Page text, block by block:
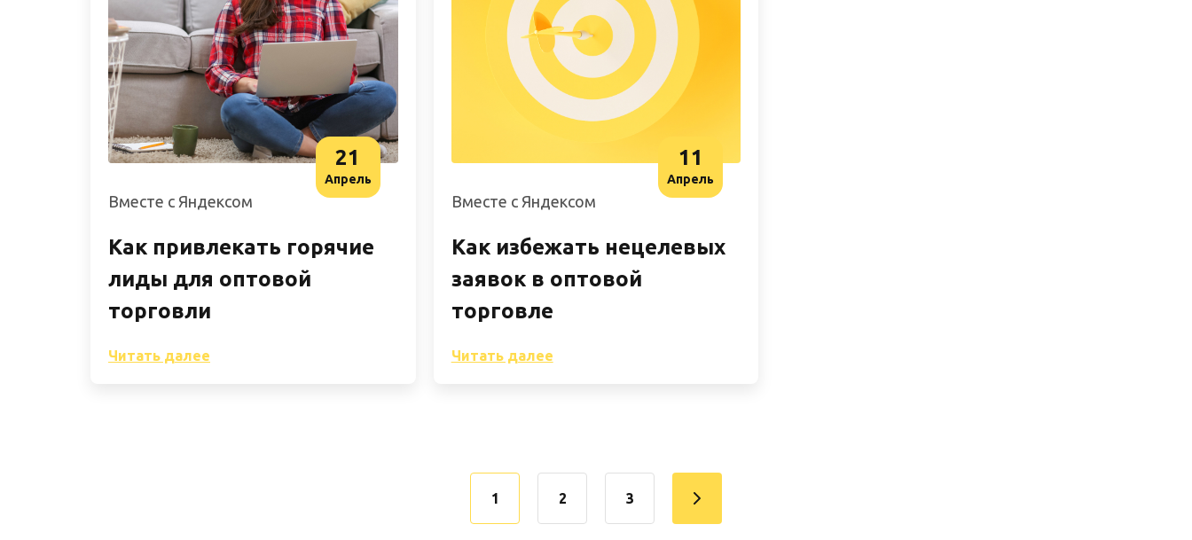
Вместе с Яндексом
Как привлекать горячие
лиды для оптовой
торговли
Читать далее
21
Апрель
Вместе с Яндексом
Как избежать нецелевых
заявок в оптовой
торговле
Читать далее
11
Апрель
1 2 3